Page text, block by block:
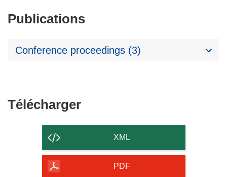
Publications
Conference proceedings (3)
TéléchargerTélécharger
contenu
de
XML
PDF